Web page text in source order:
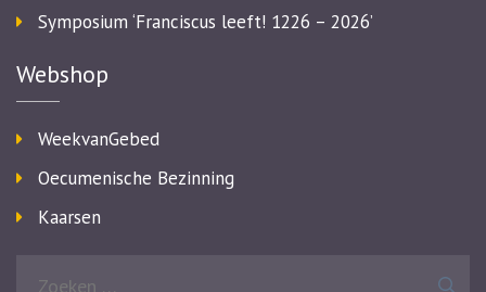
Symposium ‘Franciscus leeft! 1226 – 2026’
Webshop
WeekvanGebed
Oecumenische Bezinning
Kaarsen